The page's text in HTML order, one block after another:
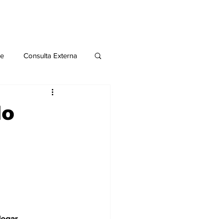
Consulta Externa
Publicaciones